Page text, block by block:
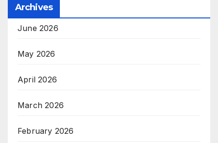
Archives
June 2026
May 2026
April 2026
March 2026
February 2026